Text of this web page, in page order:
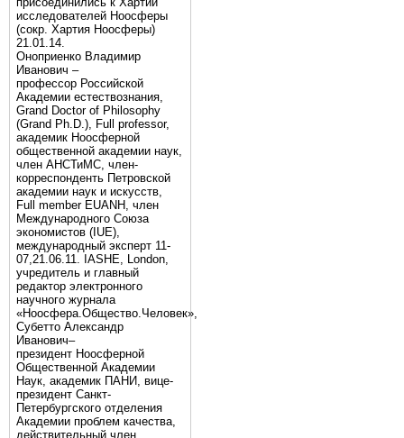
исследователей Ноосферы
(сокр. Хартия Ноосферы)
21.01.14.
Оноприенко Владимир
Иванович –
профессор Российской
Академии естествознания,
Grand Doctor of Philosophy
(Grand Ph.D.), Full professor,
академик Ноосферной
общественной академии наук,
член АНСТиМС, член-
корреспонденть Петровской
академии наук и искусств,
Full member EUANH, член
Международного Союза
экономистов (IUE),
международный эксперт 11-
07,21.06.11. IASHE, London,
учредитель и главный
редактор электронного
научного журнала
«Ноосфера.Общество.Человек»,
Субетто Александр
Иванович–
президент Ноосферной
Общественной Академии
Наук, академик ПАНИ, вице-
президент Санкт-
Петербургского отделения
Академии проблем качества,
действительный член